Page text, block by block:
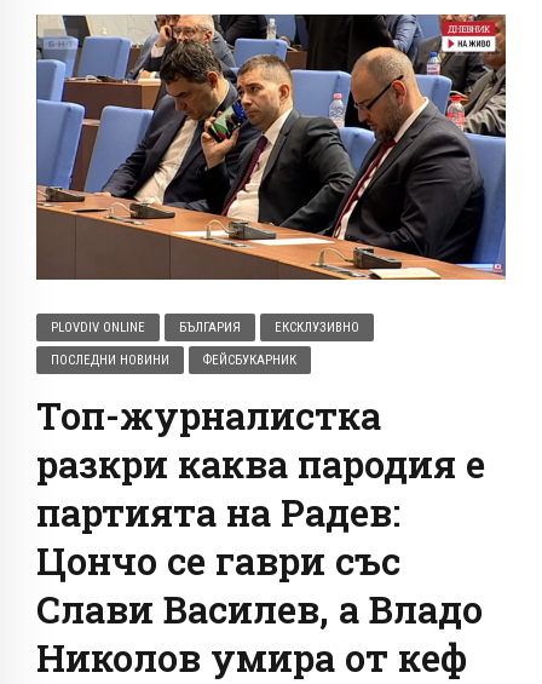
PLOVDIV ONLINE БЪЛГАРИЯ ЕКСКЛУЗИВНО
ПОСЛЕДНИ НОВИНИ ФЕЙСБУКАРНИК
Топ-журналистка
разкри каква пародия е
партията на Радев:
Цончо се гаври със
Слави Василев, а Владо
Николов умира от кеф